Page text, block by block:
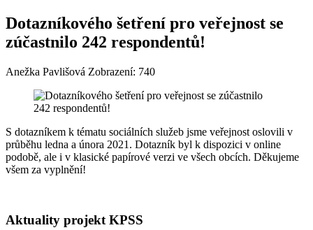
Dotazníkového šetření pro veřejnost se
zúčastnilo 242 respondentů!
Anežka Pavlišová Zobrazení: 740
S dotazníkem k tématu sociálních služeb jsme veřejnost oslovili v
průběhu ledna a února 2021. Dotazník byl k dispozici v online
podobě, ale i v klasické papírové verzi ve všech obcích. Děkujeme
všem za vyplnění!
Aktuality projekt KPSS